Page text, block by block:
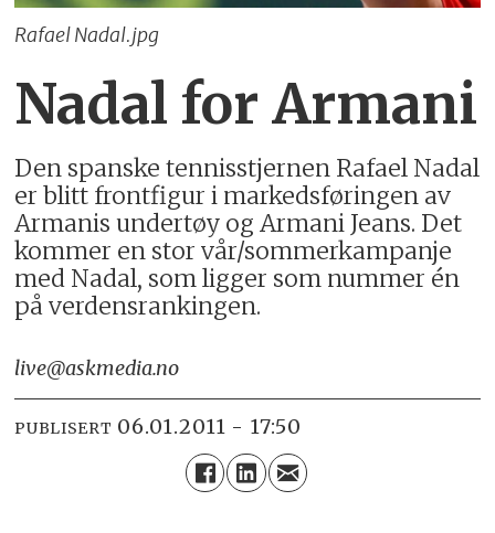
Rafael Nadal.jpg
Nadal for Armani
Den spanske tennisstjernen Rafael Nadal
er blitt frontfigur i markedsføringen av
Armanis undertøy og Armani Jeans. Det
kommer en stor vår/sommerkampanje
med Nadal, som ligger som nummer én
på verdensrankingen.
live@askmedia.no
PUBLISERT 06.01.2011 - 17:50